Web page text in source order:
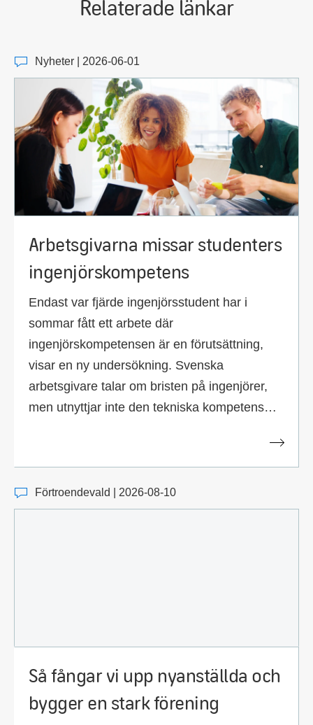
Relaterade länkar
Nyheter | 2026-06-01
Arbetsgivarna missar studenters
ingenjörskompetens
Endast var fjärde ingenjörsstudent har i
sommar fått ett arbete där
ingenjörskompetensen är en förutsättning,
visar en ny undersökning. Svenska
arbetsgivare talar om bristen på ingenjörer,
men utnyttjar inte den tekniska kompetens
Förtroendevald | 2026-08-10
Så fångar vi upp nyanställda och
bygger en stark förening